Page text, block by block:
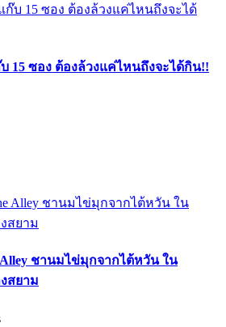
15 ซอง ต้องล้วงแค่ไหนถึงจะได้กิน!!
ชานมไข่มุกจากไต้หวัน ใน
สยาม